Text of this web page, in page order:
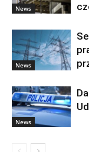
News
News
News